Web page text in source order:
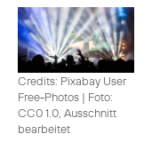
Credits: Pixabay User
Free-Photos | Foto:
CC0 1.0, Ausschnitt
bearbeitet